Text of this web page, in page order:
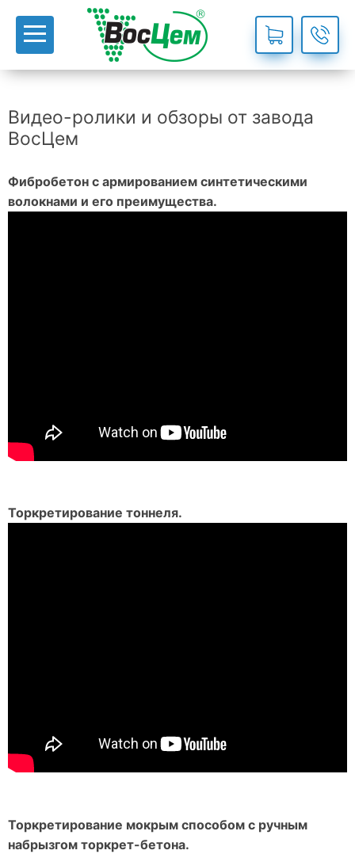
Видео-ролики и обзоры от завода
ВосЦем
Фибробетон с армированием синтетическими
волокнами и его преимущества.
Торкретирование тоннеля.
Торкретирование мокрым способом с ручным
набрызгом торкрет-бетона.